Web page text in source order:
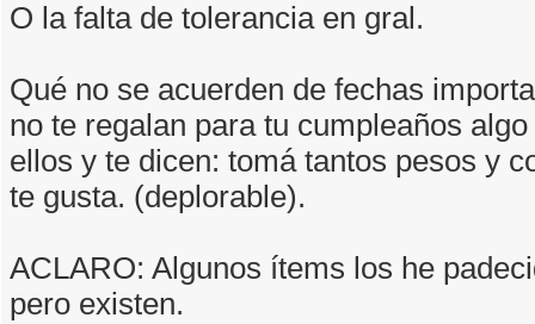
O la falta de tolerancia en gral.
Qué no se acuerden de fechas
no te regalan para tu cumpleaños
ellos y te dicen: tomá tantos pesos y
te gusta. (deplorable).
ACLARO: Algunos ítems los he
pero existen.